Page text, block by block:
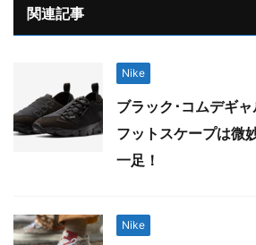
関連記事
Nike
ブラック･コムデギ
フットスケープは微
一足！
Nike